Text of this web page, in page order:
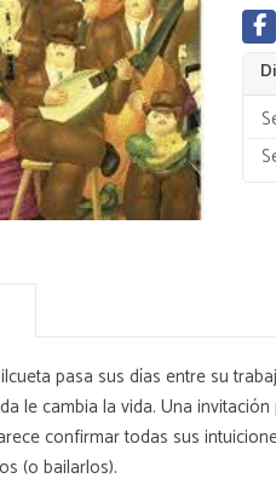
pasa sus días entre su
le cambia la vida. Una
confirmar todas sus
(o bailarlos).